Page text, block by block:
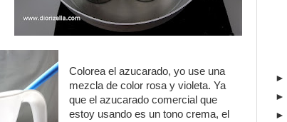
Colorea el azucarado, yo use una
mezcla de color rosa y violeta. Ya
que el azucarado comercial que
estoy usando es un tono crema, el
►
►
►